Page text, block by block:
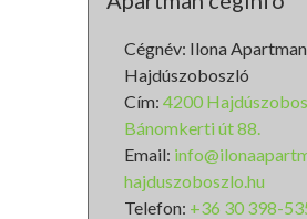
Cégnév: Ilona Apartman
Hajdúszoboszló
Cím: 4200
Bánomkerti út 88.
Email:
hajduszoboszlo.hu
Telefon: +36 30 398-